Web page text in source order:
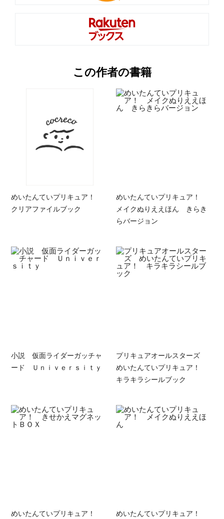
この作者の書籍
めいたんていプリキュア！
クリアファイルブック
めいたんていプリキュア！
メイクぬりええほん きらき
らバージョン
小説 仮面ライダーガッチャ
ード Ｕｎｉｖｅｒｓｉｔｙ
プリキュアオールスターズ
めいたんていプリキュア！
キラキラシールブック
めいたんていプリキュア！
めいたんていプリキュア！